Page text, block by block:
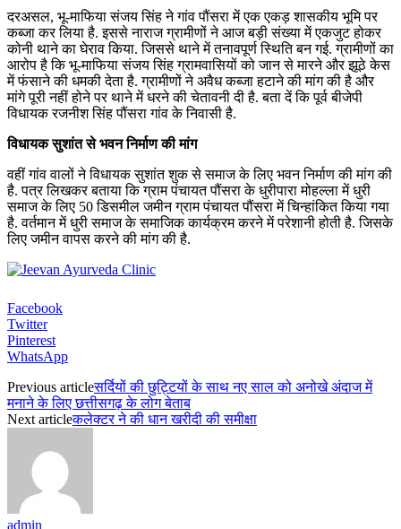
दरअसल, भू-माफिया संजय सिंह ने गांव पौंसरा में एक एकड़ शासकीय भूमि पर
कब्जा कर लिया है. इससे नाराज ग्रामीणों ने आज बड़ी संख्या में एकजुट होकर
कोनी थाने का घेराव किया. जिससे थाने में तनावपूर्ण स्थिति बन गई. ग्रामीणों का
आरोप है कि भू-माफिया संजय सिंह ग्रामवासियों को जान से मारने और झूठे केस
में फंसाने की धमकी देता है. ग्रामीणों ने अवैध कब्जा हटाने की मांग की है और
मांगे पूरी नहीं होने पर थाने में धरने की चेतावनी दी है. बता दें कि पूर्व बीजेपी
विधायक रजनीश सिंह पौंसरा गांव के निवासी है.
विधायक सुशांत से भवन निर्माण की मांग
वहीं गांव वालों ने विधायक सुशांत शुक से समाज के लिए भवन निर्माण की मांग की
है. पत्र लिखकर बताया कि ग्राम पंचायत पौंसरा के धुरीपारा मोहल्ला में धुरी
समाज के लिए 50 डिसमील जमीन ग्राम पंचायत पौंसरा में चिन्हांकित किया गया
है. वर्तमान में धुरी समाज के समाजिक कार्यक्रम करने में परेशानी होती है. जिसके
लिए जमीन वापस करने की मांग की है.
Facebook
Twitter
Pinterest
WhatsApp
Previous articleसर्दियों की छुट्टियों के साथ नए साल को अनोखे अंदाज में
मनाने के लिए छत्तीसगढ़ के लोग बेताब
Next articleकलेक्टर ने की धान खरीदी की समीक्षा
admin